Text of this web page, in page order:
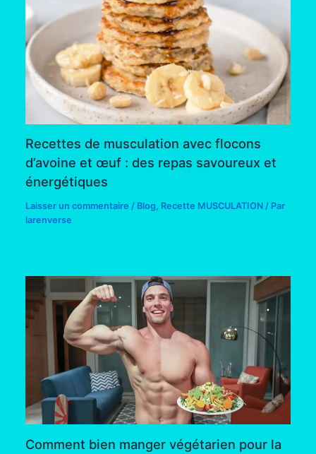
Recettes de musculation avec flocons
d’avoine et œuf : des repas savoureux et
énergétiques
Laisser un commentaire / Blog, Recette MUSCULATION / Par
larenverse
Comment bien manger végétarien pour la